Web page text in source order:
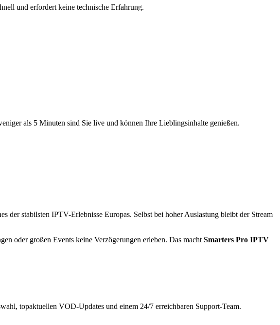
und erfordert keine technische Erfahrung.
als 5 Minuten sind Sie live und können Ihre Lieblingsinhalte genießen.
der stabilsten IPTV-Erlebnisse Europas. Selbst bei hoher Auslastung bleibt der Stream
oder großen Events keine Verzögerungen erleben. Das macht Smarters Pro IPTV
topaktuellen VOD-Updates und einem 24/7 erreichbaren Support-Team.